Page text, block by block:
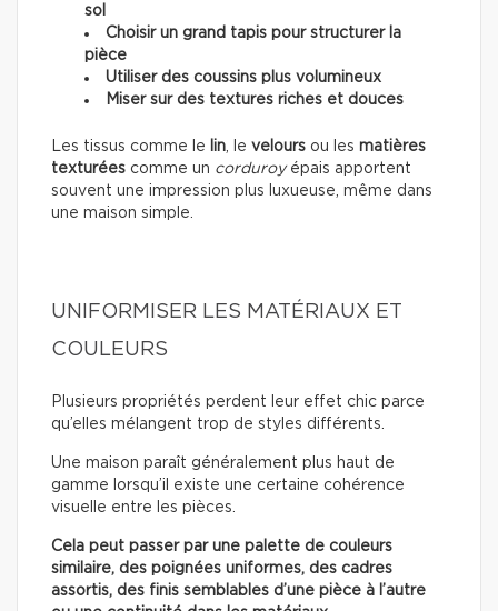
sol
Choisir un grand tapis pour structurer la
pièce
Utiliser des coussins plus volumineux
Miser sur des textures riches et douces
Les tissus comme le lin, le velours ou les matières
texturées comme un corduroyépais apportent
souvent une impression plus luxueuse, même dans
une maison simple.
UNIFORMISER LES MATÉRIAUX ET
COULEURS
Plusieurs propriétés perdent leur effet chic parce
qu’elles mélangent trop de styles différents.
Une maison paraît généralement plus haut de
gamme lorsqu’il existe une certaine cohérence
visuelle entre les pièces.
Cela peut passer par une palette de couleurs
similaire, des poignées uniformes, des cadres
assortis, des finis semblables d’une pièce à l’autre